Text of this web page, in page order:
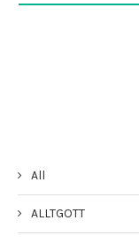
All
ALLTGOTT